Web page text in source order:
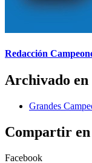
Redacción
Archivado en
Grandes
Compartir en
Facebook